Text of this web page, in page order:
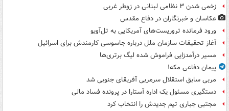
زخمی شدن ۳ نظامی لبنانی در زوطر غربی
عکاسان و خبرنگاران در دفاع مقدس
ورود فرمانده تروریست‌های آمریکایی به تل‌آویو
آغاز تحقیقات سازمان ملل درباره جاسوسی کارمندش برای اسرائیل
مسیر درآمدزایی فراموش شده لیگ برتری‌ها
پیمان دفاعی مکه!
مربی سابق استقلال سرمربی آفریقای جنوبی شد
دستگیری مسئول یک اداره آستارا در پرونده فساد مالی
مجتبی جباری تیم جدیدش را انتخاب کرد